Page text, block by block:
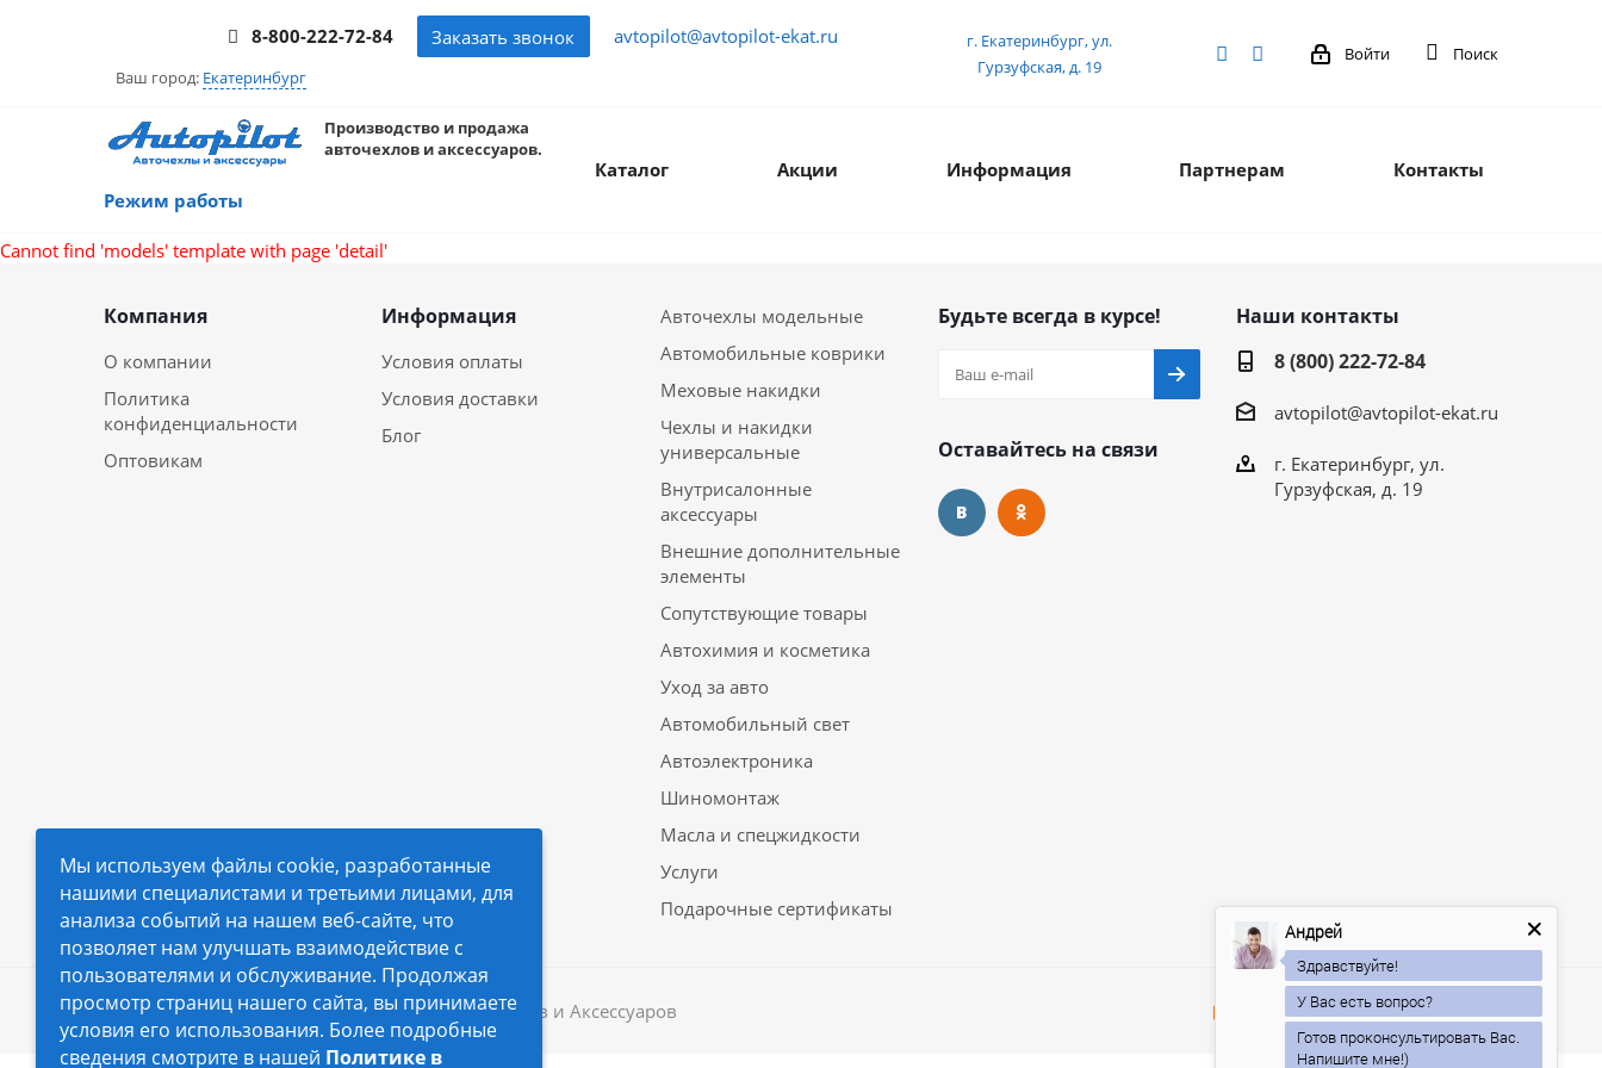
8-800-222-72-84 Заказать звонок avtopilot@avtopilot-ekat.ru
Ваш город: Екатеринбург
г. Екатеринбург, ул.
Гурзуфская, д. 19
Войти Поиск
Производство и продажа
авточехлов и аксессуаров.
Режим работы
Каталог Акции Информация Партнерам Контакты
Cannot find 'models' template with page 'detail'
Компания
О компании
Политика
конфиденциальности
Оптовикам
Информация
Условия оплаты
Условия доставки
Блог
Авточехлы модельные
Автомобильные коврики
Меховые накидки
Чехлы и накидки
универсальные
Внутрисалонные
аксессуары
Внешние дополнительные
элементы
Сопутствующие товары
Автохимия и косметика
Уход за авто
Автомобильный свет
Автоэлектроника
Шиномонтаж
Масла и спецжидкости
Услуги
Подарочные сертификаты
Будьте всегда в курсе!
Оставайтесь на связи
Наши контакты
8 (800) 222-72-84
avtopilot@avtopilot-ekat.ru
г. Екатеринбург, ул.
Гурзуфская, д. 19
2026 © Автопилот - интернет-магазин Авточехлов и Аксессуаров
Мы используем файлы cookie, разработанные
нашими специалистами и третьими лицами, для
анализа событий на нашем веб-сайте, что
позволяет нам улучшать взаимодействие с
пользователями и обслуживание. Продолжая
просмотр страниц нашего сайта, вы принимаете
условия его использования. Более подробные
сведения смотрите в нашей Политике в
Андрей
Здравствуйте!
У Вас есть вопрос?
Готов проконсультировать Вас.
Напишите мне!)